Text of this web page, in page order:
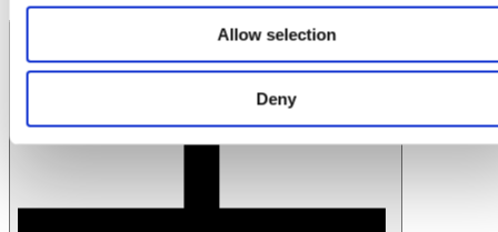
Allow selection
Deny
与碳化硅（SiC）相比，氮化镓（GaN）有哪些优势？